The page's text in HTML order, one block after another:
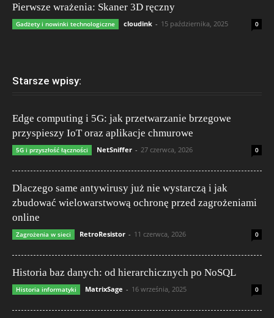
Pierwsze wrażenia: Skaner 3D ręczny
Gadżety i nowinki technologiczne cloudink - 15 października, 2025 0
Starsze wpisy:
Edge computing i 5G: jak przetwarzanie brzegowe
przyspieszy IoT oraz aplikacje chmurowe
5G i przyszłość łączności NetSniffer - 27 czerwca, 2026 0
Dlaczego same antywirusy już nie wystarczą i jak
zbudować wielowarstwową ochronę przed zagrożeniami
online
Zagrożenia w sieci RetroResistor - 11 czerwca, 2026 0
Historia baz danych: od hierarchicznych po NoSQL
Historia informatyki MatrixSage - 16 września, 2025 0